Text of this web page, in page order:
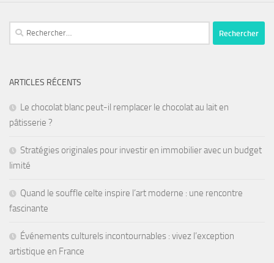
ARTICLES RÉCENTS
Le chocolat blanc peut-il remplacer le chocolat au lait en
pâtisserie ?
Stratégies originales pour investir en immobilier avec un budget
limité
Quand le souffle celte inspire l’art moderne : une rencontre
fascinante
Événements culturels incontournables : vivez l’exception
artistique en France